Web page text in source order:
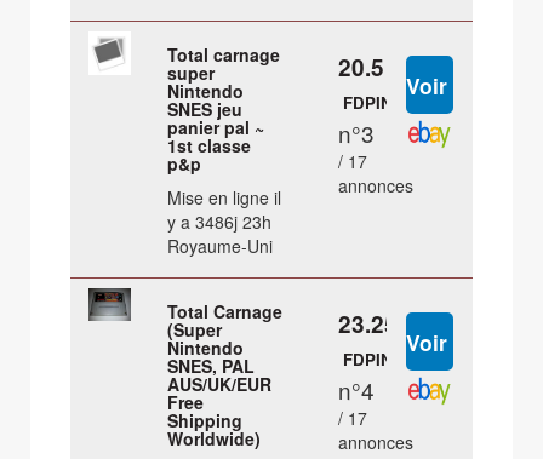
Total carnage
super
Nintendo
SNES jeu
panier pal ~
1st classe
p&p
Mise en ligne il
y a 3486j 23h
Royaume-Uni
20.5 €
FDPIN
n°3
/ 17
annonces
Total Carnage
(Super
Nintendo
SNES, PAL
AUS/UK/EUR
Free
Shipping
Worldwide)
23.25 €
FDPIN
n°4
/ 17
annonces